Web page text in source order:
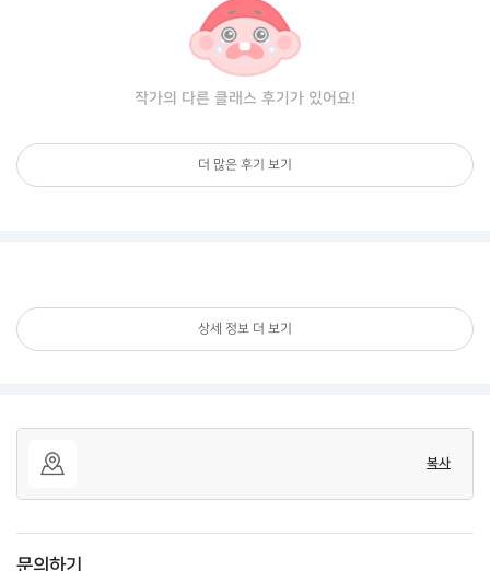
작가의 다른 클래스 후기가 있어요!
더 많은 후기 보기
상세 정보 더 보기
복사
문의하기